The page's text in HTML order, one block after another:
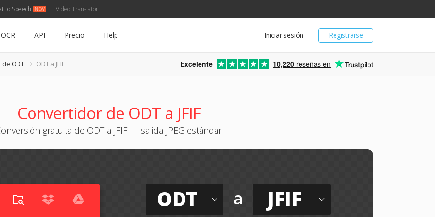
to Speech Video Translator
Registrarse
Iniciar sesión
OCR API Precio Help
ODT ODT a JFIF Excelente 10,220 reseñas en
Convertidor de ODT a JFIF
gratuita de ODT a JFIF — salida JPEG estándar
ODT a JFIF